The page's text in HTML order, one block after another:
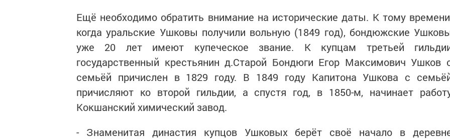
Ещё необходимо обратить внимание на исторические даты. К тому
когда уральские Ушковы получили вольную (1849 год), бондюжские
уже 20 лет имеют купеческое звание. К купцам третьей
государственный крестьянин д.Старой Бондюги Егор Максимович Ушков
семьёй причислен в 1829 году. В 1849 году Капитона Ушкова с
причисляют ко второй гильдии, а спустя год, в 1850-м, начинает
Кокшанский химический завод.
- Знаменитая династия купцов Ушковых берёт своё начало в